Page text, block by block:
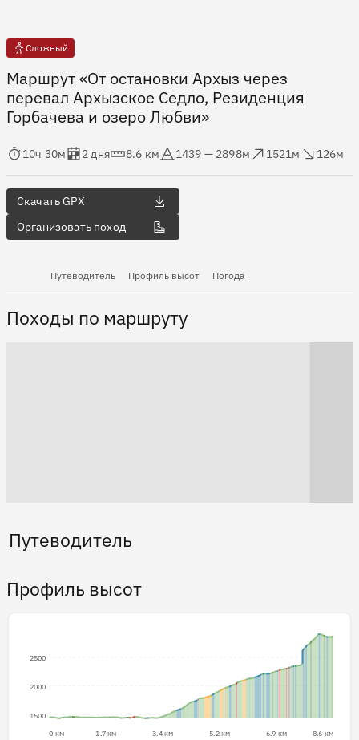
Сложный
Маршрут «От остановки Архыз через
перевал Архызское Седло, Резиденция
Горбачева и озеро Любви»
в пути
10ч 30м
Оценка в днях
2 дня
Дистанция
8.6 км
Абсолютная высота
1439 — 2898м
1521м
126м
Скачать GPX
Организовать поход
Путеводитель Профиль высот Погода
Походы по маршруту
Путеводитель
Профиль высот
1500
2000
2500
0 км 1.7 км 3.4 км 5.2 км 6.9 км 8.6 км